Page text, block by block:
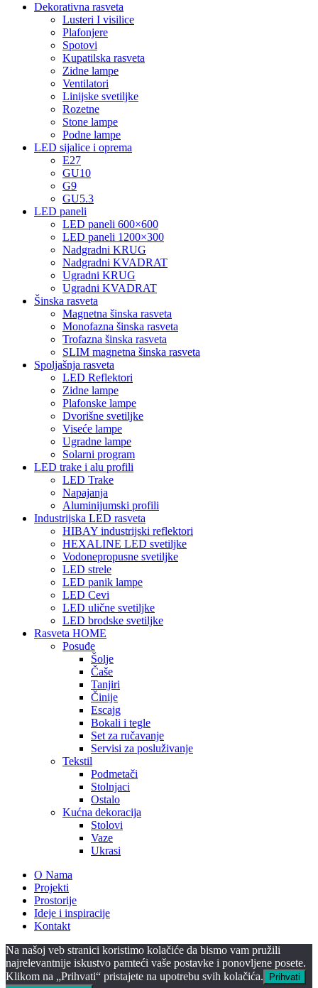
Dekorativna rasveta
Lusteri I visilice
Plafonjere
Spotovi
Kupatilska rasveta
Zidne lampe
Ventilatori
Linijske svetiljke
Rozetne
Stone lampe
Podne lampe
LED sijalice i oprema
E27
GU10
G9
GU5.3
LED paneli
LED paneli 600×600
LED paneli 1200×300
Nadgradni KRUG
Nadgradni KVADRAT
Ugradni KRUG
Ugradni KVADRAT
Šinska rasveta
Magnetna šinska rasveta
Monofazna šinska rasveta
Trofazna šinska rasveta
SLIM magnetna šinska rasveta
Spoljašnja rasveta
LED Reflektori
Zidne lampe
Plafonske lampe
Dvorišne svetiljke
Viseće lampe
Ugradne lampe
Solarni program
LED trake i alu profili
LED Trake
Napajanja
Aluminijumski profili
Industrijska LED rasveta
HIBAY industrijski reflektori
HEXALINE LED svetiljke
Vodonepropusne svetiljke
LED strele
LED panik lampe
LED Cevi
LED ulične svetiljke
LED brodske svetiljke
Rasveta HOME
Posuđe
Šolje
Čaše
Tanjiri
Činije
Escajg
Bokali i tegle
Set za ručavanje
Servisi za posluživanje
Tekstil
Podmetači
Stolnjaci
Ostalo
Kućna dekoracija
Stolovi
Vaze
Ukrasi
O Nama
Projekti
Prostorije
Ideje i inspiracije
Kontakt
Na našoj veb stranici koristimo kolačiće da bismo vam pružili
najrelevantnije iskustvo pamteći vaše postavke i ponovljene posete.
Klikom na „Prihvati“ pristajete na upotrebu svih kolačića.
Prihvati